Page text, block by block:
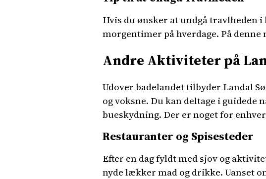
Hvis du ønsker at undgå travlheden
morgentimer på hverdage. På
Andre Aktiviteter på
Udover badelandet tilbyder Landal
og voksne. Du kan deltage i
bueskydning. Der er noget for
Restauranter og Spisesteder
Efter en dag fyldt med sjov og
nyde lækker mad og drikke. Uanset